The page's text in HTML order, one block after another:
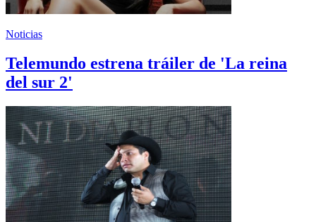
Noticias
Telemundo estrena tráiler de 'La reina
del sur 2'